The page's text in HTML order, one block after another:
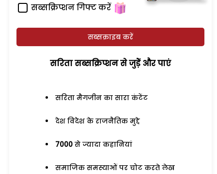
सब्सक्रिप्शन गिफ्ट करें
सब्सक्राइब करें
सरिता सब्सक्रिप्शन से जुड़ेें और पाएं
सरिता मैगजीन का सारा कंटेंट
देश विदेश के राजनैतिक मुद्दे
7000 से ज्यादा कहानियां
समाजिक समस्याओं पर चोट करते लेख